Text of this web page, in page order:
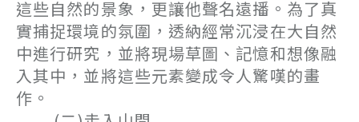
這些自然的景象，更讓他聲名遠播。為了真
實捕捉環境的氛圍，透納經常沉浸在大自然
中進行研究，並將現場草圖、記憶和想像融
入其中，並將這些元素變成令人驚嘆的畫
作。